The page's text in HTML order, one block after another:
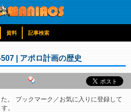
資料 記事検索
| アポロ計画の歴史
。 ブックマーク／お気に入りに登録して
。